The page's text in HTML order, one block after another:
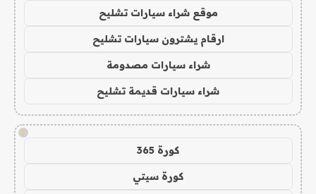
موقع شراء سيارات تشليح
ارقام يشترون سيارات تشليح
شراء سيارات مصدومة
شراء سيارات قديمة تشليح
!
كورة 365
كورة سيتي